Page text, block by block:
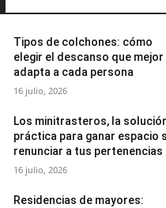
Tipos de colchones: cómo
elegir el descanso que mejor
adapta a cada persona
16 julio, 2026
Los minitrasteros, la
práctica para ganar espacio
renunciar a tus pertenencias
16 julio, 2026
Residencias de mayores: